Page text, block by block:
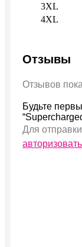
3XL
4XL
Отзывы
Отзывов
Будьте
Для